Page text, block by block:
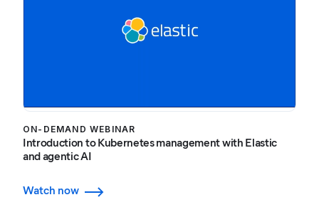
ON-DEMAND WEBINAR
Introduction to Kubernetes management with Elastic
and agentic AI
Watch now